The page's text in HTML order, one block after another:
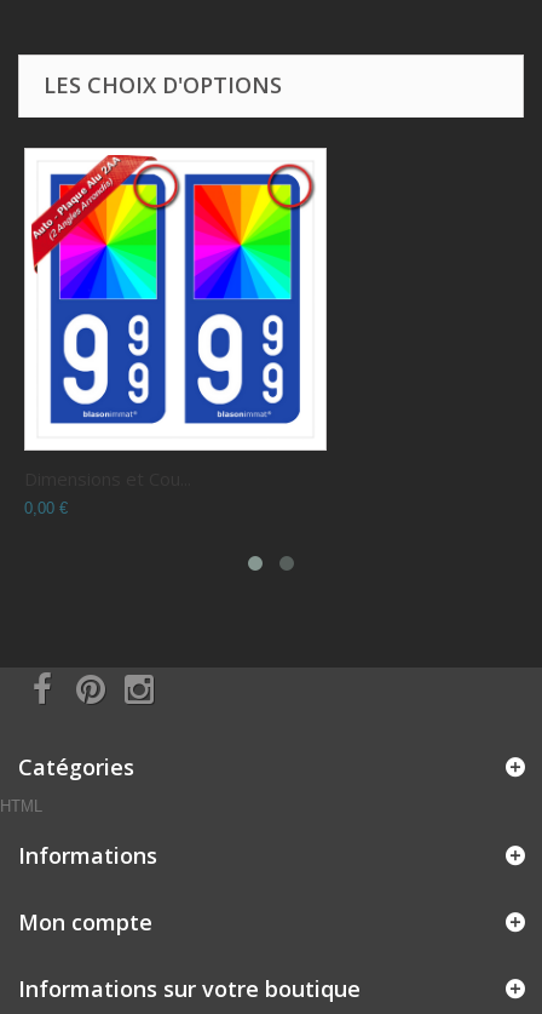
LES CHOIX D'OPTIONS
0,00 €
Catégories
HTML
Informations
Mon compte
Informations sur votre boutique